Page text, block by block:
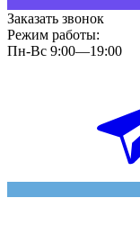
Заказать звонок
Режим работы:
Пн-Вс 9:00—19:00